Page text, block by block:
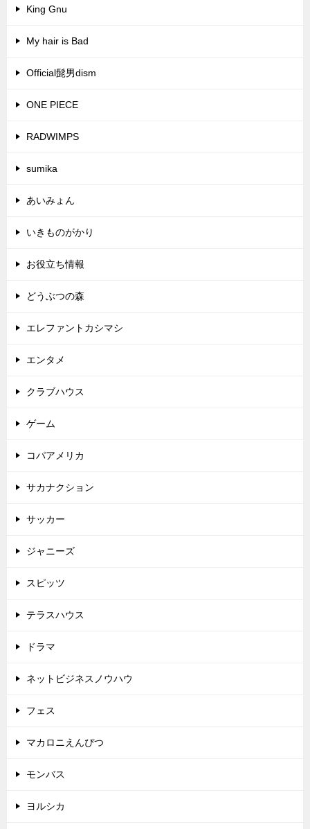
King Gnu
My hair is Bad
Official髭男dism
ONE PIECE
RADWIMPS
sumika
あいみょん
いきものがかり
お役立ち情報
どうぶつの森
エレファントカシマシ
エンタメ
クラブハウス
ゲーム
コパアメリカ
サカナクション
サッカー
ジャニーズ
スピッツ
テラスハウス
ドラマ
ネットビジネスノウハウ
フェス
マカロニえんぴつ
モンバス
ヨルシカ